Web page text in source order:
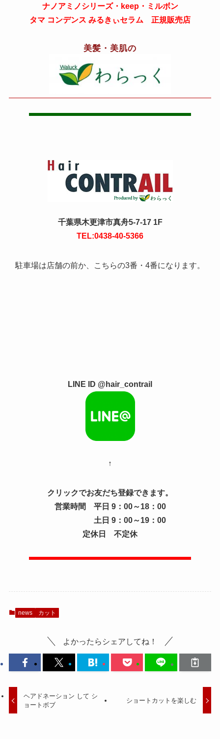
ナノアミノシリーズ・keep・ミルボン
タマ コンデンス みるきぃセラム 正規販売店
美髪・美肌の
千葉県木更津市真舟5-7-17 1F
TEL:0438-40-5366
駐車場は店舗の前か、こちらの3番・4番になります。
LINE ID @hair_contrail
↑
クリックでお友だち登録できます。
営業時間 平日 9：00～18：00
土日 9：00～19：00
定休日 不定休
news カット
よかったらシェアしてね！
ヘアドネーション して シ
ョートボブ
ショートカットを楽しむ